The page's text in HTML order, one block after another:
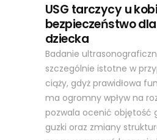
USG tarczycy u
bezpieczeństwo
dziecka
Badanie
szczególnie istotne w
ciąży, gdyż prawidłowa
ma ogromny wpływ na
pozwala ocenić objętość
guzki oraz zmiany